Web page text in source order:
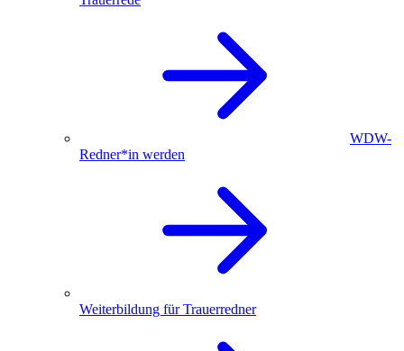
WDW-
Redner*in werden
Weiterbildung für Trauerredner